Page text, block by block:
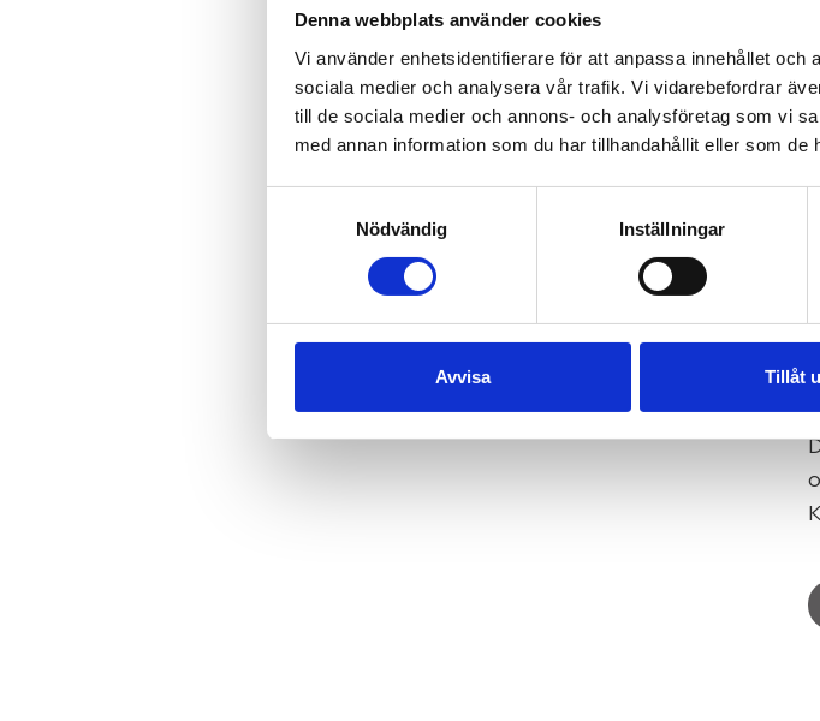
Denna webbplats använder cookies
Vi använder enhetsidentifierare för att anpassa innehållet och
sociala medier och analysera vår trafik. Vi vidarebefordrar
till de sociala medier och annons- och analysföretag som vi
med annan information som du har tillhandahållit eller som
Nödvändig
Inställningar
Avvisa Tillåt